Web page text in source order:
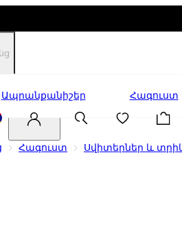
Ապրանքանիշեր Հագուստ
Հագուստ Սվիտերներ և